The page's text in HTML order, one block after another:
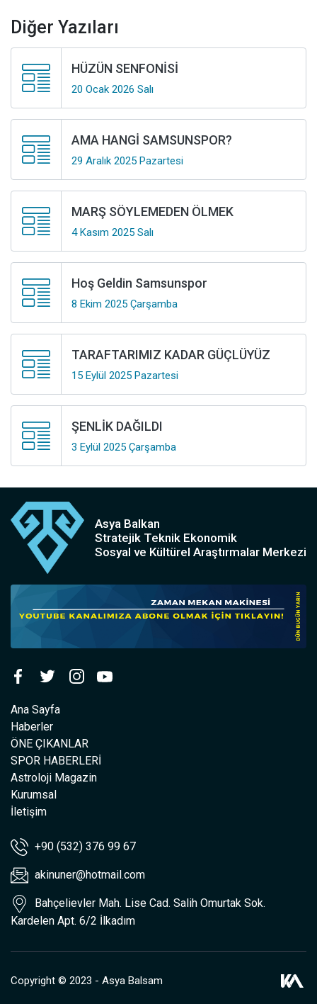
Diğer Yazıları
HÜZÜN SENFONİSİ
20 Ocak 2026 Salı
AMA HANGİ SAMSUNSPOR?
29 Aralık 2025 Pazartesi
MARŞ SÖYLEMEDEN ÖLMEK
4 Kasım 2025 Salı
Hoş Geldin Samsunspor
8 Ekim 2025 Çarşamba
TARAFTARIMIZ KADAR GÜÇLÜYÜZ
15 Eylül 2025 Pazartesi
ŞENLİK DAĞILDI
3 Eylül 2025 Çarşamba
Asya Balkan
Stratejik Teknik Ekonomik
Sosyal ve Kültürel Araştırmalar Merkezi
Ana Sayfa
Haberler
ÖNE ÇIKANLAR
SPOR HABERLERİ
Astroloji Magazin
Kurumsal
İletişim
+90 (532) 376 99 67
akinuner@hotmail.com
Bahçelievler Mah. Lise Cad. Salih Omurtak Sok.
Kardelen Apt. 6/2 İlkadım
Copyright © 2023 - Asya Balsam